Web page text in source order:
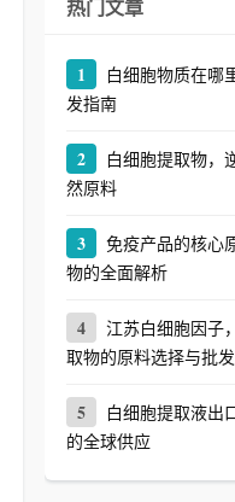
热门文章
1
白细胞物质在哪
发指南
2
白细胞提取物，
然原料
3
免疫产品的核心
物的全面解析
4
江苏白细胞因子
取物的原料选择与批发
5
白细胞提取液出
的全球供应